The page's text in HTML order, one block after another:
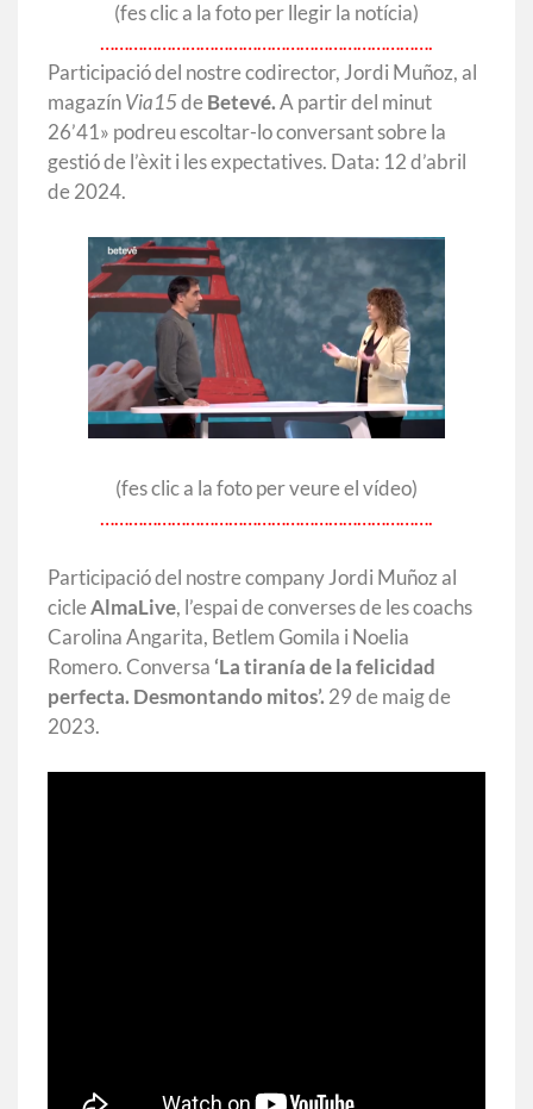
(fes clic a la foto per llegir la notícia)
…………………………………………………………….
Participació del nostre codirector, Jordi Muñoz, al
magazín Via15de Betevé. A partir del minut
26’41» podreu escoltar-lo conversant sobre la
gestió de l’èxit i les expectatives. Data: 12 d’abril
de 2024.
(fes clic a la foto per veure el vídeo)
…………………………………………………………….
Participació del nostre company Jordi Muñoz al
cicleAlmaLive, l’espai de converses de les coachs
Carolina Angarita, Betlem Gomila i Noelia
Romero. Conversa ‘La tiranía de la felicidad
perfecta. Desmontando mitos’. 29 de maig de
2023.